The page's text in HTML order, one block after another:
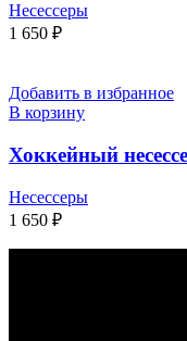
Несессеры
1 650 ₽
Добавить в избранное
В корзину
Хоккейный
Несессеры
1 650 ₽